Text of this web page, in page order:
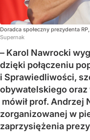
Doradca społeczny prezydenta
Supernak
– Karol Nawrocki
dzięki połączeniu
i Sprawiedliwości,
obywatelskiego oraz
mówił prof. Andrzej
zorganizowanej w
zaprzysiężenia